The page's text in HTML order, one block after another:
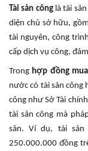
Tài sản cônglà tài
diện chủ sở hữu,
tài nguyên, công
cấp dịch vụ công,
Trong hợp đồng
nước có tài sản công
công như Sở Tài
tài sản công mà
sản. Ví dụ, tài
250.000.000 đồng